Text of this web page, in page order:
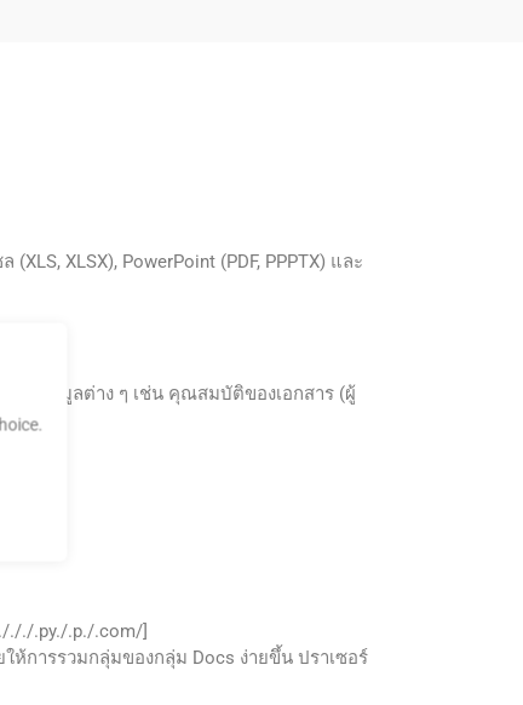
(XLS, XLSX), PowerPoint (PDF, PPPTX) และ
วมถึงข้อมูลต่าง ๆ เช่น คุณสมบัติของเอกสาร (ผู้
././.py./.p./.com/]
ให้การรวมกลุ่มของกลุ่ม Docs ง่ายขึ้น ปราเซอร์